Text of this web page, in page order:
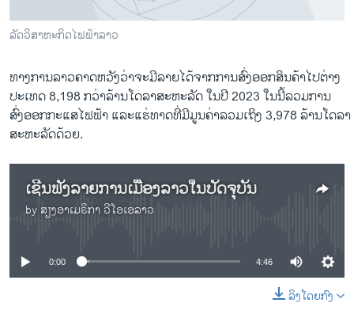
ສຽງ
ລາຍງານ
ພາສາຕ່າງໆ
ລັດວິສາຫະກິດໄຟຟ້າລາວ
ທາງການລາວຄາດຫວັງວ່າຈະມີລາຍໄດ້ຈາກການສົ່ງອອກສິນຄ້າໄປຕ່າງ
ປະເທດ 8,198 ກວ່າລ້ານໂດລາສະຫະລັດ ໃນປີ 2023 ໃນນີ້ລວມການ
ສົ່ງອອກກະແສໄຟຟ້າ ແລະແຮ່ທາດທີ່ມີມູນຄ່າລວມເຖິງ 3,978 ລ້ານໂດລາ
ສະຫະລັດດ້ວຍ.
ເຊີນຟັງລາຍການເມືຶອງລາວໃນປັດຈຸບັນ
by ສຽງອາເມຣິກາ ວີໂອເອລາວ
No media source currently available
0:00 4:46
ລິງໂດຍກົງ